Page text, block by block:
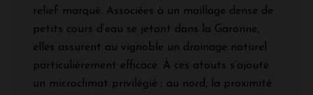
relief marqué. Associées à un maillage dense de
petits cours d’eau se jetant dans la Garonne,
elles assurent au vignoble un drainage naturel
particulièrement efficace. À ces atouts s’ajoute
un microclimat privilégié : au nord, la proximité